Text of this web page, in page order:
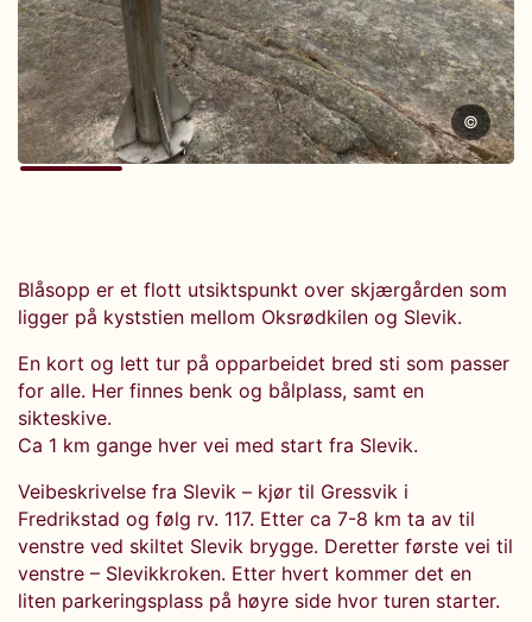
©
Blåsopp er et flott utsiktspunkt over skjærgården som
ligger på kyststien mellom Oksrødkilen og Slevik.
En kort og lett tur på opparbeidet bred sti som passer
for alle. Her finnes benk og bålplass, samt en
sikteskive.
Ca 1 km gange hver vei med start fra Slevik.
Veibeskrivelse fra Slevik – kjør til Gressvik i
Fredrikstad og følg rv. 117. Etter ca 7-8 km ta av til
venstre ved skiltet Slevik brygge. Deretter første vei til
venstre – Slevikkroken. Etter hvert kommer det en
liten parkeringsplass på høyre side hvor turen starter.